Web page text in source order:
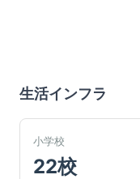
生活インフラ
小学校
22校